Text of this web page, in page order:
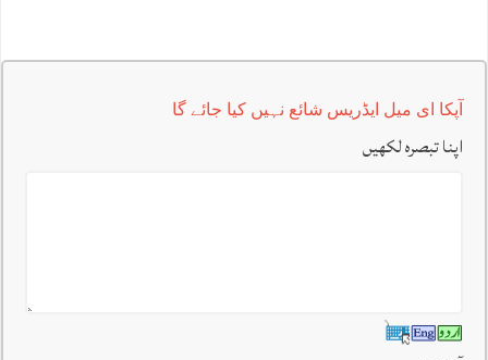
آپکا ای میل ایڈریس شائع نہیں کیا جائے گا
اپنا تبصرہ لکھیں